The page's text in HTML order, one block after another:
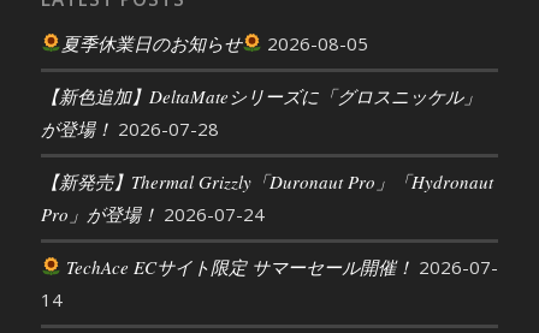
夏季休業日のお知らせ 2026-08-05
【新色追加】DeltaMateシリーズに「グロスニッケル」
が登場！ 2026-07-28
【新発売】Thermal Grizzly「Duronaut Pro」「Hydronaut
Pro」が登場！ 2026-07-24
TechAce ECサイト限定 サマーセール開催！ 2026-07-
14